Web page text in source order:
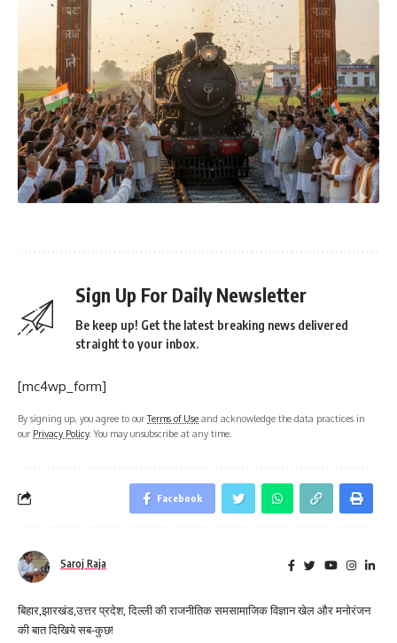
Sign Up For Daily Newsletter
Be keep up! Get the latest breaking news delivered
straight to your inbox.
[mc4wp_form]
By signing up, you agree to ourTerms of Use and acknowledge the data practices in
our Privacy Policy. You may unsubscribe at any time.
Facebook
Saroj Raja
बिहार,झारखंड,उत्तर प्रदेश, दिल्ली की राजनीतिक समसामाजिक विज्ञान खेल और मनोरंजन
की बात दिखिये सब-कुछ!